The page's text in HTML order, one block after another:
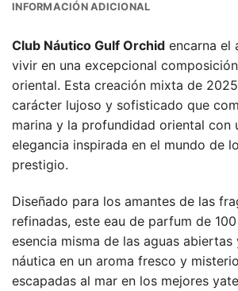
INFORMACIÓN ADICIONAL
Club Náutico Gulf Orchid encarna el
vivir en una excepcional
oriental. Esta creación mixta de
carácter lujoso y sofisticado que
marina y la profundidad oriental con
elegancia inspirada en el mundo de
prestigio.
Diseñado para los amantes de las
refinadas, este eau de parfum de
esencia misma de las aguas abiertas
náutica en un aroma fresco y
escapadas al mar en los mejores